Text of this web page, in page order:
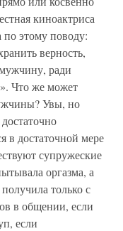
киноактриса
этому поводу:
верность,
ради
Что же может
Увы, но
в достаточной мере
супружеские
оргазма, а
только с
в общении, если
если